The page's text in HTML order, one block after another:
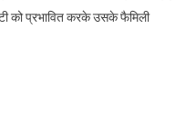
को प्रभावित करके उसके फैमिली